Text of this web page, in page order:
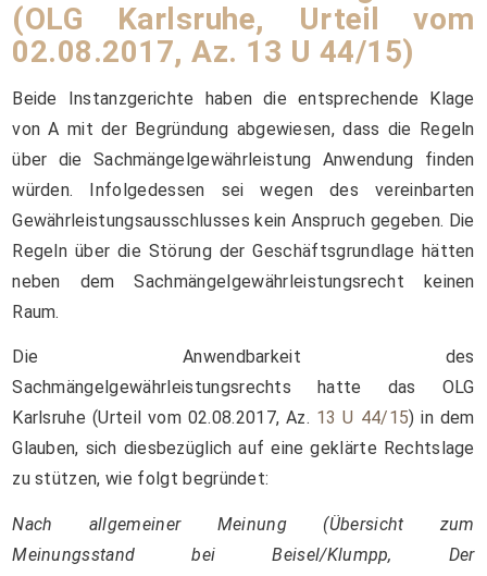
(OLG Karlsruhe, Urteil vom
02.08.2017, Az. 13 U 44/15)
Beide Instanzgerichte haben die entsprechende Klage
von A mit der Begründung abgewiesen, dass die Regeln
über die Sachmängelgewährleistung Anwendung finden
würden. Infolgedessen sei wegen des vereinbarten
Gewährleistungsausschlusses kein Anspruch gegeben. Die
Regeln über die Störung der Geschäftsgrundlage hätten
neben dem Sachmängelgewährleistungsrecht keinen
Raum.
Die Anwendbarkeit des
Sachmängelgewährleistungsrechts hatte das OLG
Karlsruhe (Urteil vom 02.08.2017, Az. 13 U 44/15) in dem
Glauben, sich diesbezüglich auf eine geklärte Rechtslage
zu stützen, wie folgt begründet:
Nach allgemeiner Meinung (Übersicht zum
Meinungsstand bei Beisel/Klumpp, Der